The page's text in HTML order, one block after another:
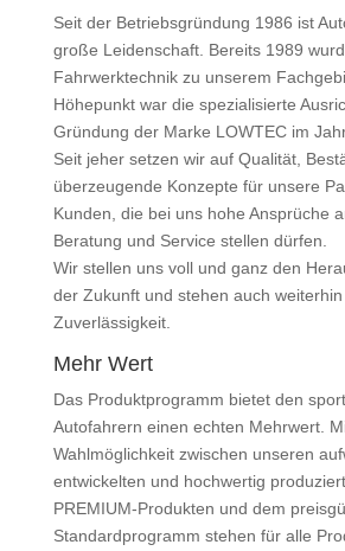
Seit der Betriebsgründung 1986 ist
große Leidenschaft. Bereits 1989
Fahrwerktechnik zu unserem
Höhepunkt war die spezialisierte
Gründung der Marke LOWTECim
Seit jeher setzen wir auf Qualität,
überzeugende Konzepte für unsere
Kunden, die bei uns hohe Ansprüche
Beratung und Service stellen dürfen.
Wir stellen uns voll und ganz den
der Zukunft und stehen auch
Zuverlässigkeit.
Mehr Wert
Das Produktprogramm bietet den
Autofahrern einen echten Mehrwert.
Wahlmöglichkeit zwischen unseren
entwickelten und hochwertig
PREMIUM-Produkten und dem
Standardprogramm stehen für alle